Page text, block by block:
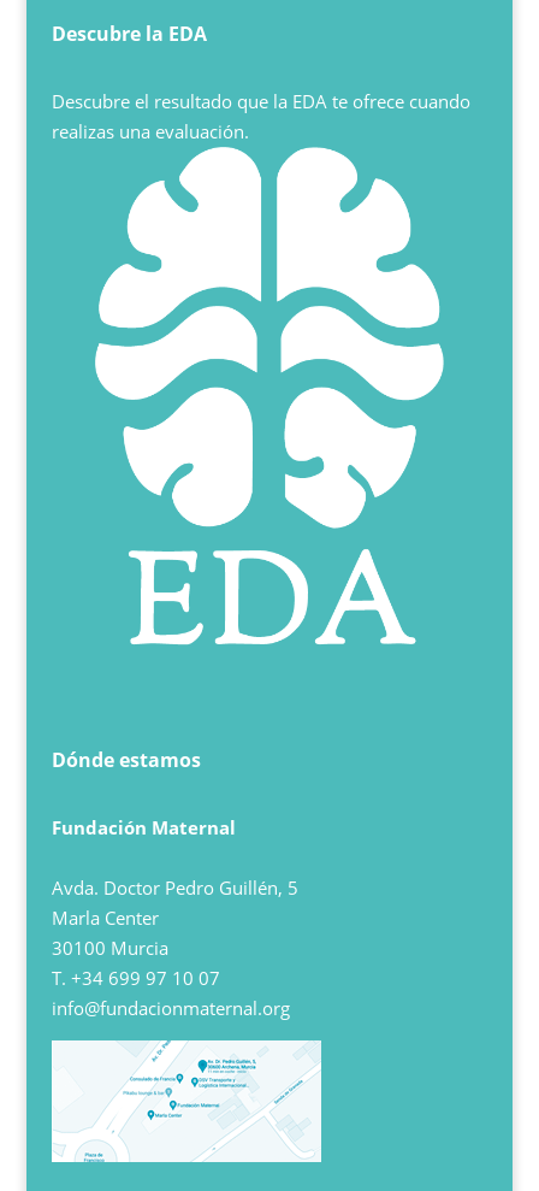
Descubre la EDA
Descubre el resultado que la EDA te ofrece cuando
realizas una evaluación.
Dónde estamos
Fundación Maternal
Avda. Doctor Pedro Guillén, 5
Marla Center
30100 Murcia
T. +34 699 97 10 07
info@fundacionmaternal.org